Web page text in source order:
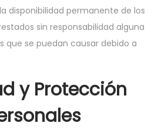
disponibilidad permanente de los
sin responsabilidad alguna
que se puedan causar debido a
y Protección